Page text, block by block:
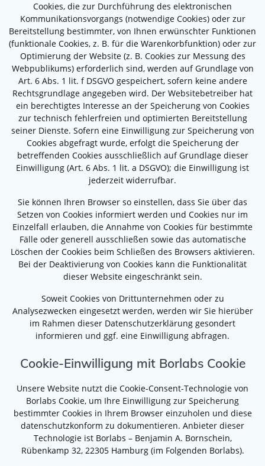
Cookies, die zur Durchführung des elektronischen
Kommunikationsvorgangs (notwendige Cookies) oder zur
Bereitstellung bestimmter, von Ihnen erwünschter Funktionen
(funktionale Cookies, z. B. für die Warenkorbfunktion) oder zur
Optimierung der Website (z. B. Cookies zur Messung des
Webpublikums) erforderlich sind, werden auf Grundlage von
Art. 6 Abs. 1 lit. f DSGVO gespeichert, sofern keine andere
Rechtsgrundlage angegeben wird. Der Websitebetreiber hat
ein berechtigtes Interesse an der Speicherung von Cookies
zur technisch fehlerfreien und optimierten Bereitstellung
seiner Dienste. Sofern eine Einwilligung zur Speicherung von
Cookies abgefragt wurde, erfolgt die Speicherung der
betreffenden Cookies ausschließlich auf Grundlage dieser
Einwilligung (Art. 6 Abs. 1 lit. a DSGVO); die Einwilligung ist
jederzeit widerrufbar.
Sie können Ihren Browser so einstellen, dass Sie über das
Setzen von Cookies informiert werden und Cookies nur im
Einzelfall erlauben, die Annahme von Cookies für bestimmte
Fälle oder generell ausschließen sowie das automatische
Löschen der Cookies beim Schließen des Browsers aktivieren.
Bei der Deaktivierung von Cookies kann die Funktionalität
dieser Website eingeschränkt sein.
Soweit Cookies von Drittunternehmen oder zu
Analysezwecken eingesetzt werden, werden wir Sie hierüber
im Rahmen dieser Datenschutzerklärung gesondert
informieren und ggf. eine Einwilligung abfragen.
Cookie-Einwilligung mit Borlabs Cookie
Unsere Website nutzt die Cookie-Consent-Technologie von
Borlabs Cookie, um Ihre Einwilligung zur Speicherung
bestimmter Cookies in Ihrem Browser einzuholen und diese
datenschutzkonform zu dokumentieren. Anbieter dieser
Technologie ist Borlabs – Benjamin A. Bornschein,
Rübenkamp 32, 22305 Hamburg (im Folgenden Borlabs).